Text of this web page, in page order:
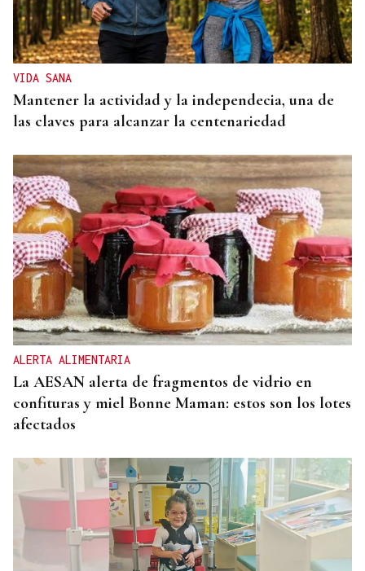
VIDA SANA
Mantener la actividad y la independecia, una de
las claves para alcanzar la centenariedad
ALERTA ALIMENTARIA
La AESAN alerta de fragmentos de vidrio en
confituras y miel Bonne Maman: estos son los lotes
afectados